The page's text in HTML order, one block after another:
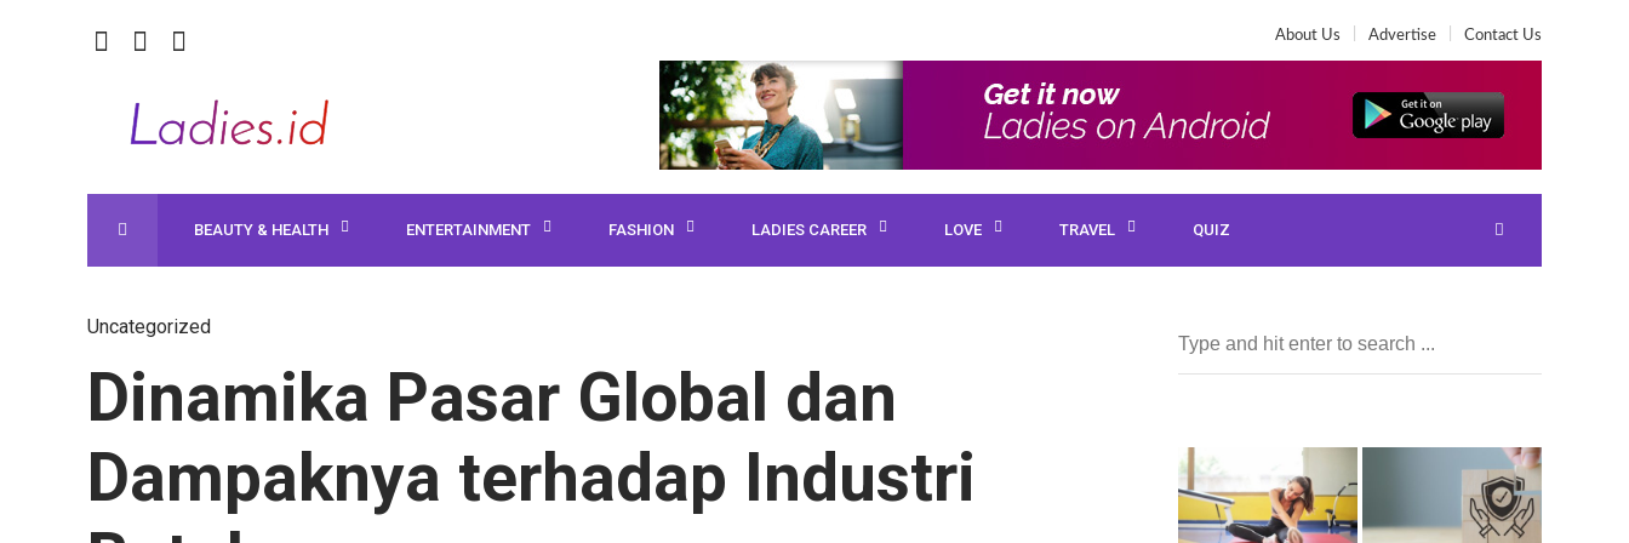
About Us Advertise Contact Us
BEAUTY & HEALTH ENTERTAINMENT FASHION LADIES CAREER LOVE TRAVEL QUIZ
Uncategorized
Dinamika Pasar Global dan
Dampaknya terhadap Industri